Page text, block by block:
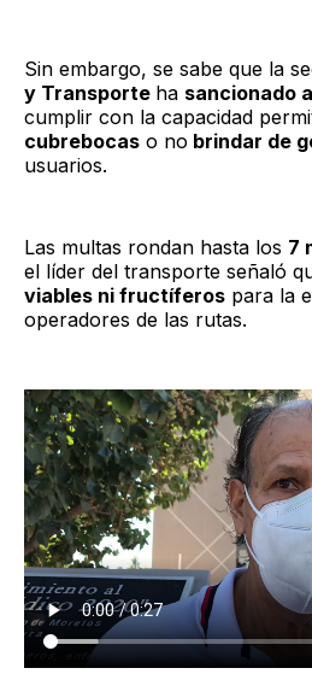
Sin embargo, se sabe que la
y Transporte ha sancionado
cumplir con la capacidad
cubrebocas o no brindar de
usuarios.
Las multas rondan hasta los 7
el líder del transporte señaló
viables ni fructíferos para la
operadores de las rutas.